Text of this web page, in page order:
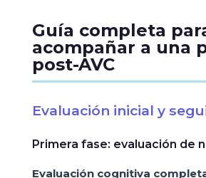
Guía completa
acompañar a una
post-AVC
Evaluación inicial y
Primera fase: evaluación de
Evaluación cognitiva